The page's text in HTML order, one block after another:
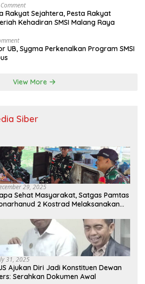
Rakyat Sejahtera, Pesta Rakyat
Kehadiran SMSI Malang Raya
UB, Sygma Perkenalkan Program SMSI
View More
Siber
29, 2025
Sehat Masyarakat, Satgas Pamtas
2 Kostrad Melaksanakan
31, 2025
Ajukan Diri Jadi Konstituen Dewan
Serahkan Dokumen Awal